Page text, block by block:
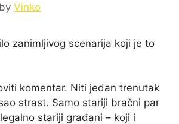
by Vinko
zanimljivog scenarija koji je to
komentar. Niti jedan trenutak
strast. Samo stariji bračni par
stariji građani – koji i